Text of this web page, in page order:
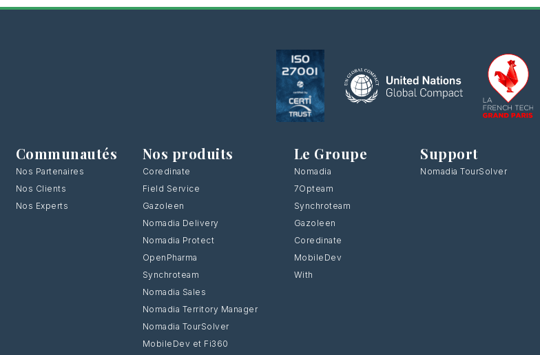
Communautés
Nos Partenaires
Nos Clients
Nos Experts
Nos produits
Coredinate
Field Service
Gazoleen
Nomadia Delivery
Nomadia Protect
OpenPharma
Synchroteam
Nomadia Sales
Nomadia Territory Manager
Nomadia TourSolver
MobileDev et Fi360
Le Groupe
Nomadia
7Opteam
Synchroteam
Gazoleen
Coredinate
MobileDev
With
Support
Nomadia TourSolver